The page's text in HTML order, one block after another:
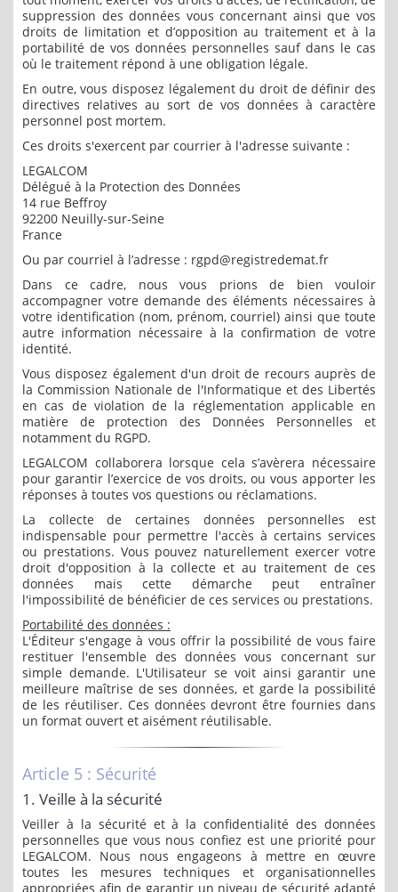
suppression des données vous concernant ainsi que vos
droits de limitation et d’opposition au traitement et à la
portabilité de vos données personnelles sauf dans le cas
où le traitement répond à une obligation légale.
En outre, vous disposez légalement du droit de définir des
directives relatives au sort de vos données à caractère
personnel post mortem.
Ces droits s'exercent par courrier à l'adresse suivante :
LEGALCOM
Délégué à la Protection des Données
14 rue Beffroy
92200 Neuilly-sur-Seine
France
Ou par courriel à l’adresse : rgpd@registredemat.fr
Dans ce cadre, nous vous prions de bien vouloir
accompagner votre demande des éléments nécessaires à
votre identification (nom, prénom, courriel) ainsi que toute
autre information nécessaire à la confirmation de votre
identité.
Vous disposez également d'un droit de recours auprès de
la Commission Nationale de l'Informatique et des Libertés
en cas de violation de la réglementation applicable en
matière de protection des Données Personnelles et
notamment du RGPD.
LEGALCOM collaborera lorsque cela s’avèrera nécessaire
pour garantir l’exercice de vos droits, ou vous apporter les
réponses à toutes vos questions ou réclamations.
La collecte de certaines données personnelles est
indispensable pour permettre l'accès à certains services
ou prestations. Vous pouvez naturellement exercer votre
droit d'opposition à la collecte et au traitement de ces
données mais cette démarche peut entraîner
l'impossibilité de bénéficier de ces services ou prestations.
Portabilité des données :
L'Éditeur s'engage à vous offrir la possibilité de vous faire
restituer l'ensemble des données vous concernant sur
simple demande. L'Utilisateur se voit ainsi garantir une
meilleure maîtrise de ses données, et garde la possibilité
de les réutiliser. Ces données devront être fournies dans
un format ouvert et aisément réutilisable.
Article 5 : Sécurité
1. Veille à la sécurité
Veiller à la sécurité et à la confidentialité des données
personnelles que vous nous confiez est une priorité pour
LEGALCOM. Nous nous engageons à mettre en œuvre
toutes les mesures techniques et organisationnelles
appropriées afin de garantir un niveau de sécurité adapté